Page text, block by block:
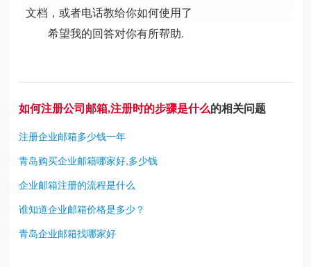
文档，或者电话教给你如何使用了
希望我的回答对你有所帮助.
如何注册公司邮箱,注册时的步骤是什么的相关问题
注册企业邮箱多少钱一年
青岛购买企业邮箱哪家好,多少钱
企业邮箱注册的流程是什么
谁知道企业邮箱价格是多少？
青岛企业邮箱找哪家好